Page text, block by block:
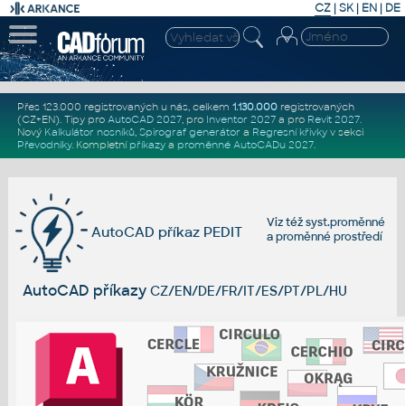
CZ | SK| EN | DE
Přes 123.000 registrovaných u nás, celkem 1.130.000registrovaných
(CZ+EN). Tipy pro AutoCAD 2027, pro Inventor 2027a pro Revit 2027.
Nový Kalkulátor nosníků, Spirograf generátor a Regresní křivkyv sekci
Převodníky. Kompletní příkazya proměnné AutoCADu 2027.
Viz téžsyst.proměnné
aproměnné prostředí
AutoCAD příkaz PEDIT
AutoCAD příkazy CZ/EN/DE/FR/IT/ES/PT/PL/HU